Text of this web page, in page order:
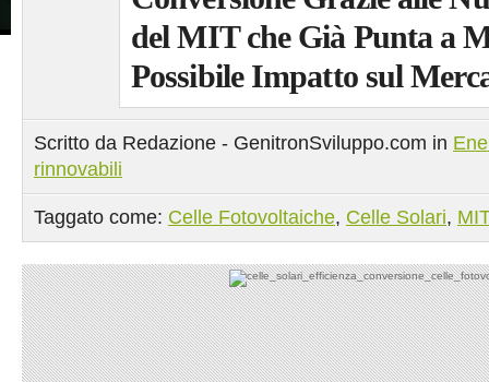
del MIT che Già Punta a
Possibile Impatto sul
Scritto da Redazione - GenitronSviluppo.com in
rinnovabili
Taggato come: Celle Fotovoltaiche, Celle Solari,